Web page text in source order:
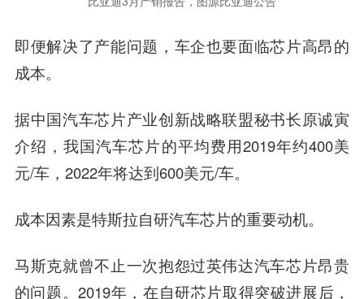
即便解决了产能问题，车企也要面临芯片高昂的
成本。
据中国汽车芯片产业创新战略联盟秘书长原诚寅
介绍，我国汽车芯片的平均费用2019年约400美
元/车，2022年将达到600美元/车。
成本因素是特斯拉自研汽车芯片的重要动机。
马斯克就曾不止一次抱怨过英伟达汽车芯片昂贵
的问题。2019年，在自研芯片取得突破进展后，